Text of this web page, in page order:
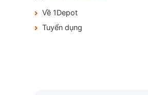
Về 1Depot
Tuyển dụng